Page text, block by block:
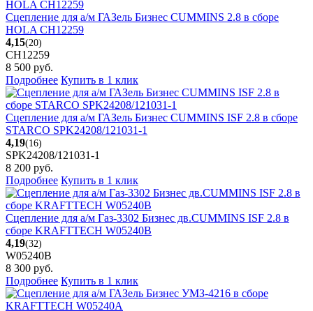
Сцепление для а/м ГАЗель Бизнес CUMMINS 2.8 в сборе
HOLA CH12259
4,15(20)
CH12259
8 500 руб.
Подробнее Купить в 1 клик
Сцепление для а/м ГАЗель Бизнес CUMMINS ISF 2.8 в сборе
STARCO SPK24208/121031-1
4,19(16)
SPK24208/121031-1
8 200 руб.
Подробнее Купить в 1 клик
Сцепление для а/м Газ-3302 Бизнес дв.CUMMINS ISF 2.8 в
сборе KRAFTTECH W05240B
4,19(32)
W05240B
8 300 руб.
Подробнее Купить в 1 клик